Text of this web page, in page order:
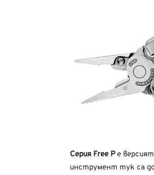
Серия Free Pе
инструмент тук са